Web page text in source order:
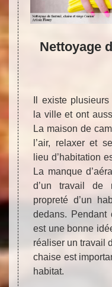
le
de
le
cas,
et
de
Nettoyage
Il existe
la ville et ont
La maison de
l’air, relaxer et
lieu d’habitation
La manque
d’un travail de
propreté d’un
dedans. Pendant
est une bonne
réaliser un travail
chaise est
habitat.